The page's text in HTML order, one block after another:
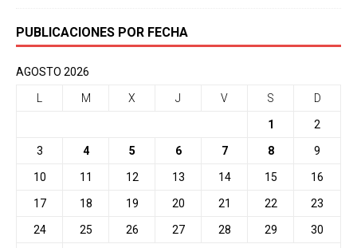
PUBLICACIONES POR FECHA
AGOSTO 2026
M X J V S D
1 2
3 4 5 6 7 8 9
10 11 12 13 14 15 16
17 18 19 20 21 22 23
24 25 26 27 28 29 30